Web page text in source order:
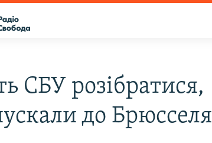
СБУ розібратися,
до Брюсселя